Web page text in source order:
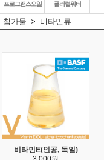
프로그랜스오일 플러럴워터
첨가물 비타민류
비타민E(인공, 독일)